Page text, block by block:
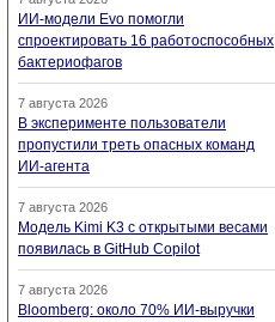
ИИ-модели Evo помогли
спроектировать 16 работоспособных
бактериофагов
7 августа 2026
В эксперименте пользователи
пропустили треть опасных команд
ИИ-агента
7 августа 2026
Модель Kimi K3 с открытыми весами
появилась в GitHub Copilot
7 августа 2026
Bloomberg: около 70% ИИ-выручки